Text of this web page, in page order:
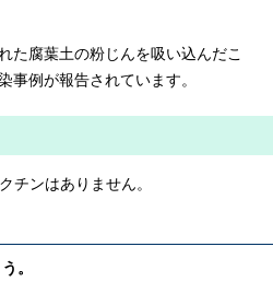
た腐葉土の粉じんを吸い込んだこ
事例が報告されています。
チンはありません。
。